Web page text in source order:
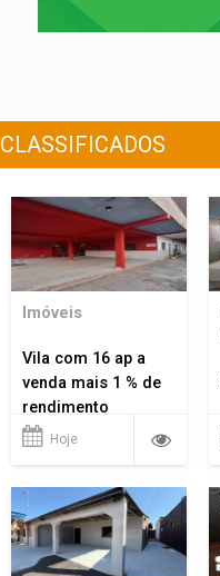
CLASSIFICADOS
Imóveis
Vila com 16 ap a
venda mais 1 % de
rendimento
Hoje